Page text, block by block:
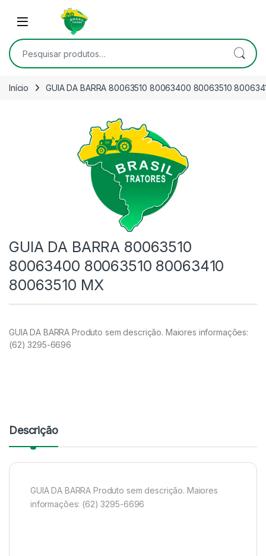
Skip to navigation
Open
Pesquisar por:
Início GUIA DA BARRA 80063510 80063400 80063510
GUIA DA BARRA 80063510
80063400 80063510 80063410
80063510 MX
GUIA DA BARRA Produto sem descrição. Maiores informações:
(62) 3295-6696
Descrição
GUIA DA BARRA Produto sem descrição. Maiores
informações: (62) 3295-6696